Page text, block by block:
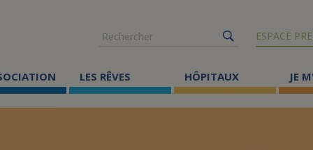
Rechercher
ESPACE
LES RÊVES HÔPITAUX JE